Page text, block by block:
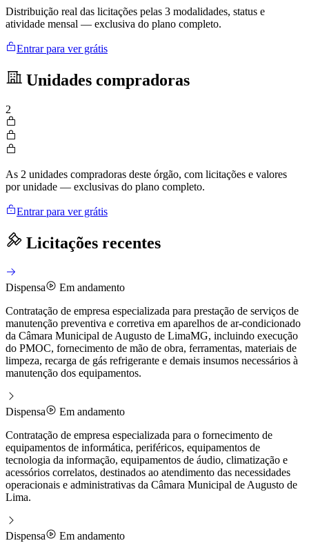
Distribuição real das licitações pelas 3 modalidades, status e
atividade mensal — exclusiva do plano completo.
Entrar para ver grátis
Unidades compradoras
2
As 2 unidades compradoras deste órgão, com licitações e valores
por unidade — exclusivas do plano completo.
Entrar para ver grátis
Licitações recentes
Dispensa
Em andamento
Contratação de empresa especializada para prestação de serviços de
manutenção preventiva e corretiva em aparelhos de ar-condicionado
da Câmara Municipal de Augusto de LimaMG, incluindo execução
do PMOC, fornecimento de mão de obra, ferramentas, materiais de
limpeza, recarga de gás refrigerante e demais insumos necessários à
manutenção dos equipamentos.
Dispensa
Em andamento
Contratação de empresa especializada para o fornecimento de
equipamentos de informática, periféricos, equipamentos de
tecnologia da informação, equipamentos de áudio, climatização e
acessórios correlatos, destinados ao atendimento das necessidades
operacionais e administrativas da Câmara Municipal de Augusto de
Lima.
Dispensa
Em andamento